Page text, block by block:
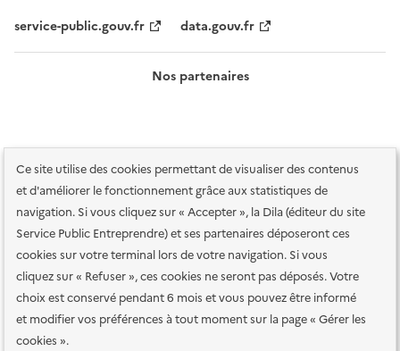
Ce site utilise des cookies permettant de visualiser des contenus
et d'améliorer le fonctionnement grâce aux statistiques de
navigation. Si vous cliquez sur « Accepter », la Dila (éditeur du site
Service Public Entreprendre) et ses partenaires déposeront ces
cookies sur votre terminal lors de votre navigation. Si vous
cliquez sur « Refuser », ces cookies ne seront pas déposés. Votre
choix est conservé pendant 6 mois et vous pouvez être informé
et modifier vos préférences à tout moment sur la page « Gérer les
cookies ».
service-public.gouv.fr
data.gouv.fr
Nos partenaires
Plan du site Accessibilité : totalement conforme
Accessibilité des
services en ligne
Mentions légales Données personnelles et sécurité
Conditions générales d'utilisation
Gestion des cookies
Paramètres d'affichage